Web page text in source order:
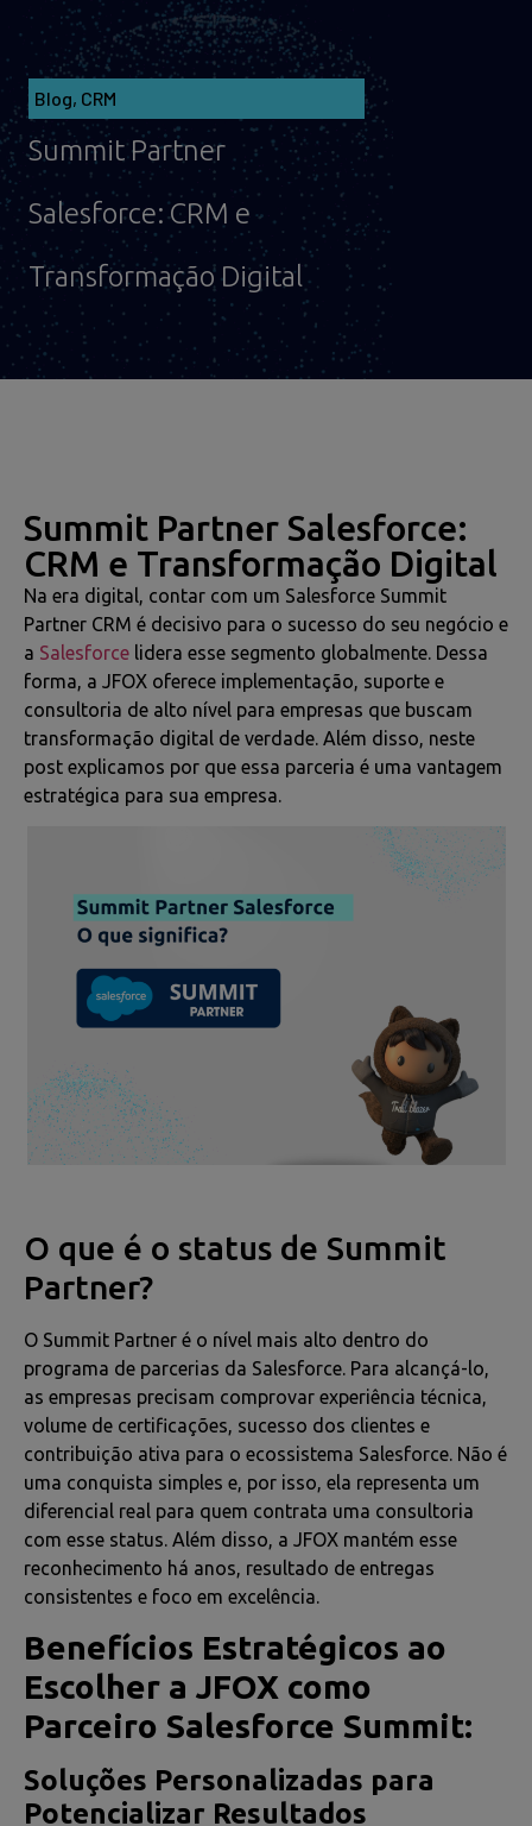
Blog, CRM
Summit Partner
Salesforce: CRM e
Transformação Digital
Summit Partner Salesforce:
CRM e Transformação Digital
Na era digital, contar com um Salesforce Summit
Partner CRM é decisivo para o sucesso do seu negócio e
a Salesforce lidera esse segmento globalmente. Dessa
forma, a JFOX oferece implementação, suporte e
consultoria de alto nível para empresas que buscam
transformação digital de verdade. Além disso, neste
post explicamos por que essa parceria é uma vantagem
estratégica para sua empresa.
O que é o status de Summit
Partner?
O Summit Partner é o nível mais alto dentro do
programa de parcerias da Salesforce. Para alcançá-lo,
as empresas precisam comprovar experiência técnica,
volume de certificações, sucesso dos clientes e
contribuição ativa para o ecossistema Salesforce. Não é
uma conquista simples e, por isso, ela representa um
diferencial real para quem contrata uma consultoria
com esse status. Além disso, a JFOX mantém esse
reconhecimento há anos, resultado de entregas
consistentes e foco em excelência.
Benefícios Estratégicos ao
Escolher a JFOX como
Parceiro Salesforce Summit:
Soluções Personalizadas para
Potencializar Resultados